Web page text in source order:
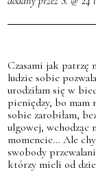
Czasami jak patrzę
ludzie sobie
urodziłam się w
pieniędzy, bo mam
sobie zarobiłam,
ulgowej, wchodząc
momencie… Ale
swobody
którzy mieli od